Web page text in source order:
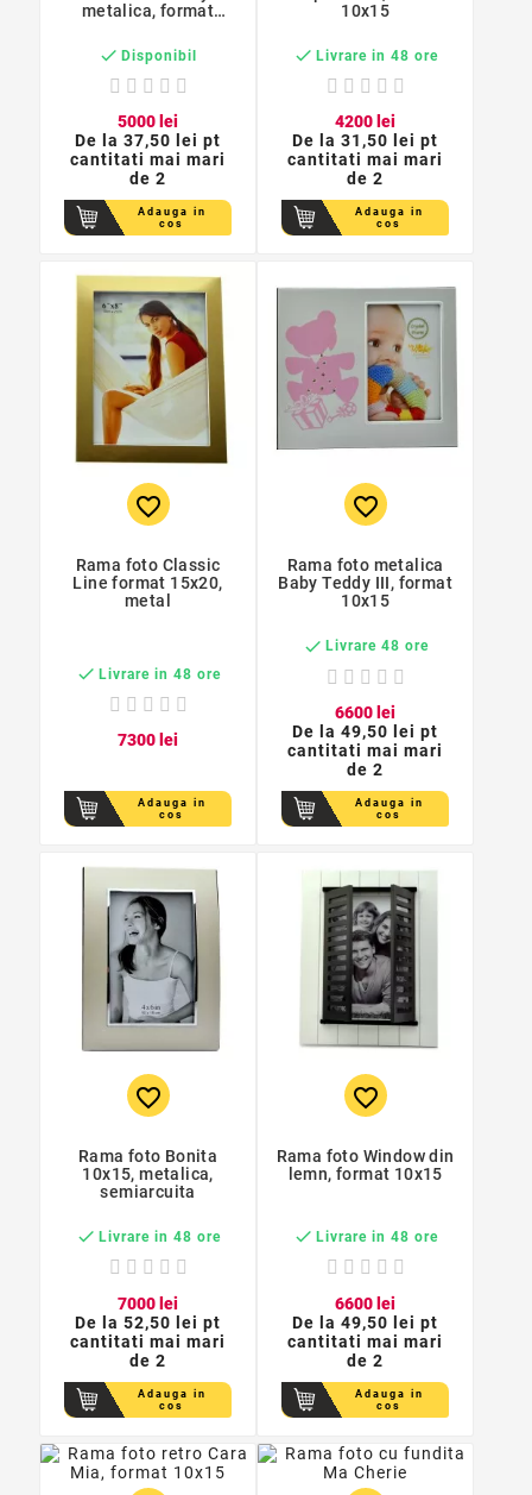
metalica, format
 Disponibil
5000 lei
De la37,50 lei pt
cantitati mai mari
de 2
Adauga in
cos
10x15
 Livrare in 48 ore
4200 lei
De la31,50 lei pt
cantitati mai mari
de 2
Adauga in
cos
favorite_border
Rama foto Classic
Line format 15x20,
metal
 Livrare in 48 ore
7300 lei
Adauga in
cos
favorite_border
Rama foto metalica
Baby Teddy III, format
10x15
 Livrare 48 ore
6600 lei
De la49,50 lei pt
cantitati mai mari
de 2
Adauga in
cos
favorite_border
Rama foto Bonita
10x15, metalica,
semiarcuita
 Livrare in 48 ore
7000 lei
De la52,50 lei pt
cantitati mai mari
de 2
Adauga in
cos
favorite_border
Rama foto Window din
lemn, format 10x15
 Livrare in 48 ore
6600 lei
De la49,50 lei pt
cantitati mai mari
de 2
Adauga in
cos